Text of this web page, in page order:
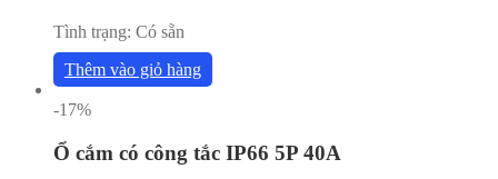
Tình trạng: Có sẵn
Thêm vào giỏ hàng
-17%
Ổ cắm có công tắc IP66 5P 40A